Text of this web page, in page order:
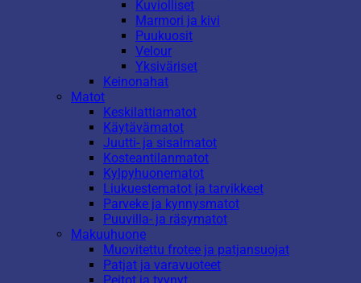
Kuviolliset
Marmori ja kivi
Puukuosit
Velour
Yksiväriset
Keinonahat
Matot
Keskilattiamatot
Käytävämatot
Juutti- ja sisalmatot
Kosteantilanmatot
Kylpyhuonematot
Liukuestematot ja tarvikkeet
Parveke ja kynnysmatot
Puuvilla- ja räsymatot
Makuuhuone
Muovitettu frotee ja patjansuojat
Patjat ja varavuoteet